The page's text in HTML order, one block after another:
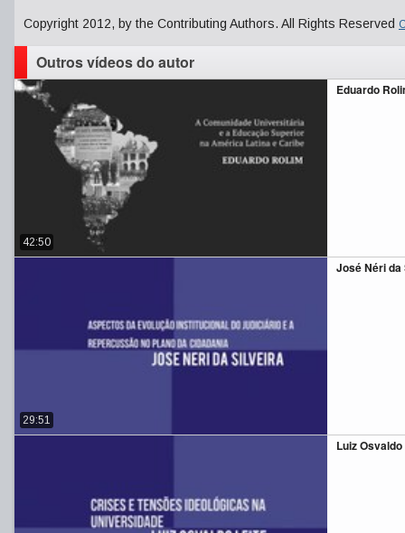
Copyright 2012, by the Contributing Authors. All Rights Reserved
Outros vídeos do autor
Eduardo
42:50
José Néri
29:51
Luiz